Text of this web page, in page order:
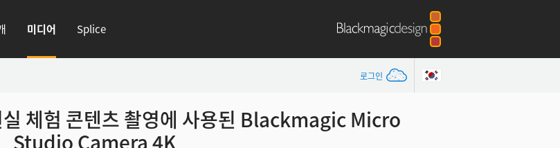
미디어 Splice
로그인
실 체험 콘텐츠 촬영에 사용된 Blackmagic Micro
Studio Camera 4K